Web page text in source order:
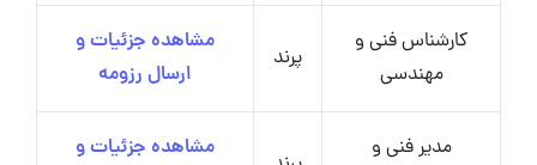
کارشناس فنی و
مهندسی
پرند
مشاهده جزئیات و
ارسال رزومه
مدیر فنی و
مشاهده جزئیات و